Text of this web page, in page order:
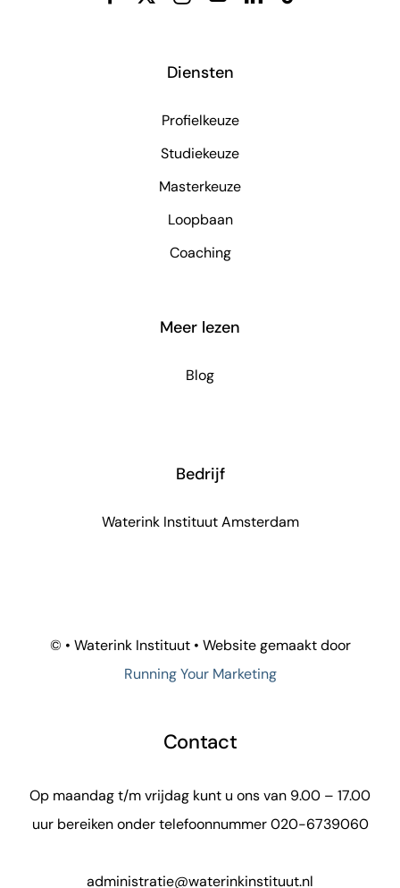
Diensten
Profielkeuze
Studiekeuze
Masterkeuze
Loopbaan
Coaching
Meer lezen
Blog
Bedrijf
Waterink Instituut Amsterdam
© • Waterink Instituut • Website gemaakt door
Running Your Marketing
Contact
Op maandag t/m vrijdag kunt u ons van 9.00 – 17.00
uur bereiken onder telefoonnummer 020-6739060
administratie@waterinkinstituut.nl